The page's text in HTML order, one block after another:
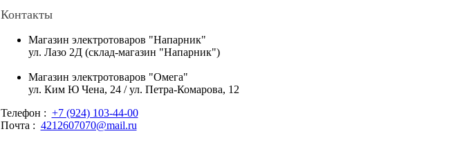
Контакты
Магазин электротоваров "Напарник"
ул. Лазо 2Д (склад-магазин "Напарник")
Магазин электротоваров "Омега"
ул. Ким Ю Чена, 24 / ул. Петра-Комарова, 12
Телефон : +7 (924) 103-44-00
Почта : 4212607070@mail.ru